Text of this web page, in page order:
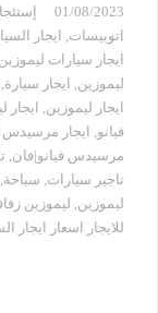
01/08/2023
اتوبيسات, ايجار
ايجار سيارات ليموزين
ليموزين, ايجار سيارة,
ايجار ليموزين,
فيانو, ايجار مرسيدس
مرسيدس فيانو|فان,
تاجير سيارات, سياحة,
ليموزين, ليموزين
للايجار اسعار ايجار